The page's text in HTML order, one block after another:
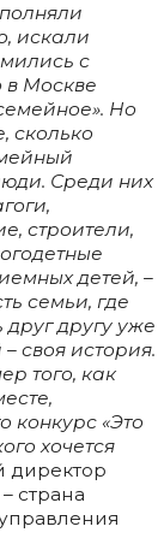
искали
с
в Москве
Но
сколько
Среди них
строители,
детей, –
семьи, где
другу уже
своя история.
того, как
конкурс «Это
хочется
директор
страна